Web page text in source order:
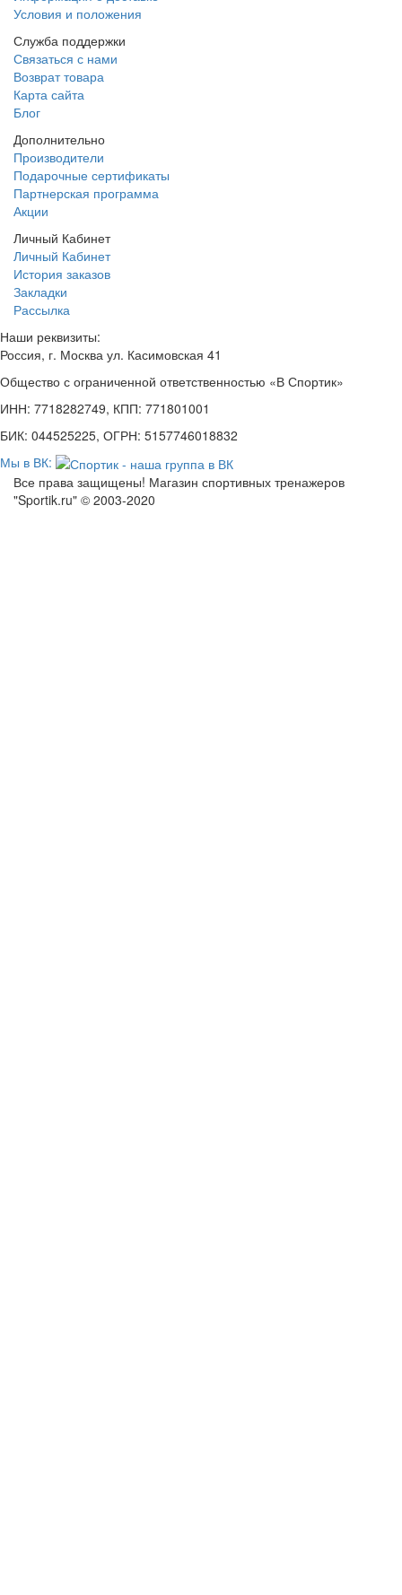
Условия и положения
Служба поддержки
Связаться с нами
Возврат товара
Карта сайта
Блог
Дополнительно
Производители
Подарочные сертификаты
Партнерская программа
Акции
Личный Кабинет
Личный Кабинет
История заказов
Закладки
Рассылка
Наши реквизиты:
Россия, г. Москва ул. Касимовская 41
Общество с ограниченной ответственностью «В Спортик»
ИНН: 7718282749, КПП: 771801001
БИК: 044525225, ОГРН: 5157746018832
Мы в ВК:
Все права защищены! Магазин спортивных тренажеров
"Sportik.ru" © 2003-2020